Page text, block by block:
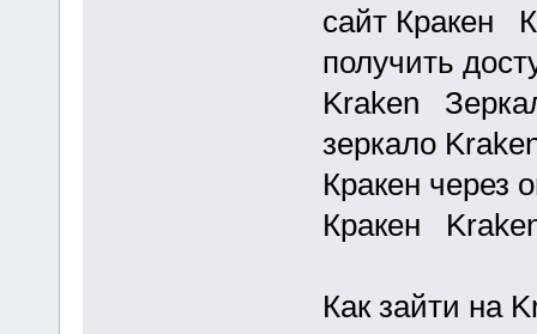
сайт Кракен
получить
Kraken
зеркало
Кракен
Кракен
Как зайти на